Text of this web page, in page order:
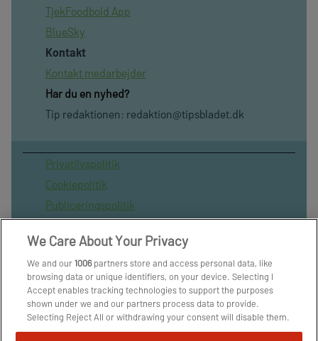
TjekFoodbold App
BlueSky
Kontakt
Kontakt medarbejder
Har du en nyhed?
Tip redaktionen: redaktion@tipsbladet.dk
Privatilvspolitik
Cookiepolitik
Publiceringspolitik
Spil ansvarligt
Administrer samtykke
Arkiv
Om os
We Care About Your Privacy
We and our1006partners store and access personal data, like
browsing data or unique identifiers, on your device. Selecting I
Accept enables tracking technologies to support the purposes
shown under we and our partners process data to provide.
Selecting Reject All or withdrawing your consent will disable them.
If trackers are disabled, some content and ads you see may not be